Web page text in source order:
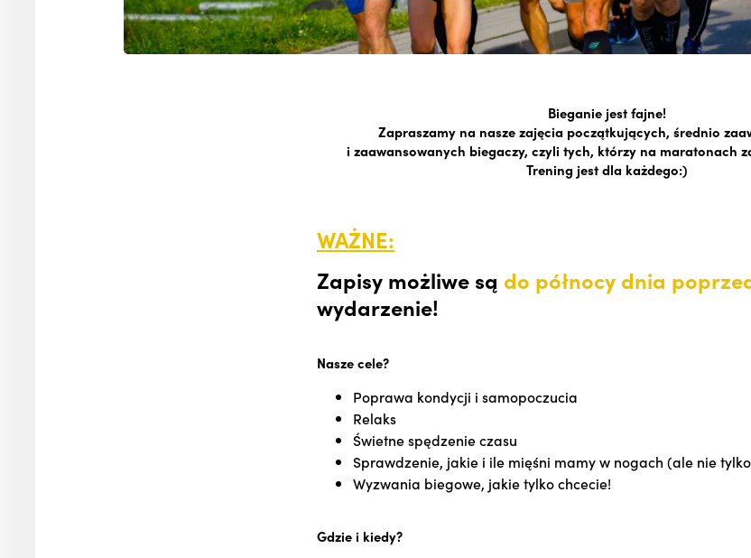
Bieganie jest fajne!
Zapraszamy na nasze zajęcia początkujących, średnio
i zaawansowanych biegaczy, czyli tych, którzy na maratonach
Trening jest dla każdego:)
WAŻNE:
Zapisy możliwe są do północy dnia
wydarzenie!
Nasze cele?
Poprawa kondycji i samopoczucia
Relaks
Świetne spędzenie czasu
Sprawdzenie, jakie i ile mięśni mamy w nogach (ale nie
Wyzwania biegowe, jakie tylko chcecie!
Gdzie i kiedy?